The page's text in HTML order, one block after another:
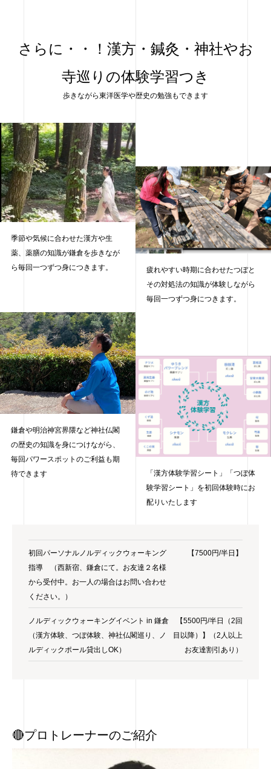
さらに・・！漢方・鍼灸・神社やお
寺巡りの体験学習つき
歩きながら東洋医学や歴史の勉強もできます
季節や気候に合わせた漢方や生
薬、薬膳の知識が鎌倉を歩きなが
ら毎回一つずつ身につきます。
疲れやすい時期に合わせたつぼと
その対処法の知識が体験しながら
毎回一つずつ身につきます。
鎌倉や明治神宮界隈など神社仏閣
の歴史の知識を身につけながら、
毎回パワースポットのご利益も期
待できます
「漢方体験学習シート」「つぼ体
験学習シート」を初回体験時にお
配りいたします
初回パーソナルノルディックウォーキング
指導 （西新宿、鎌倉にて。お友達２名様
から受付中。お一人の場合はお問い合わせ
ください。）
【7500円/半日】
ノルディックウォーキングイベント in 鎌倉
（漢方体験、つぼ体験、神社仏閣巡り、ノ
ルディックポール貸出しOK）
【5500円/半日（2回
目以降）】（2人以上
お友達割引あり）
🔴プロトレーナーのご紹介